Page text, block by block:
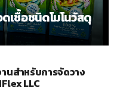
เชื้อชนิดโมโนวัสดุ
สำหรับการจัดวาง
LLC